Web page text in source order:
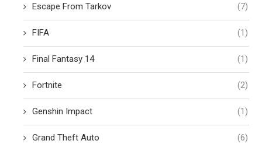
Escape From Tarkov (7)
FIFA (1)
Final Fantasy 14 (1)
Fortnite (2)
Genshin Impact (1)
Grand Theft Auto (6)